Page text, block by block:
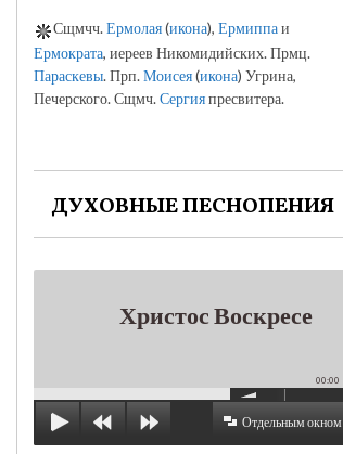
Сщмчч.Ермолая(икона), Ермиппаи
Ермократа, иереев Никомидийских. Прмц.
Параскевы. Прп.Моисея(икона) Угрина,
Печерского. Сщмч.Сергияпресвитера.
ДУХОВНЫЕ ПЕСНОПЕНИЯ
Христос Воскресе
00:00
Отдельным окном